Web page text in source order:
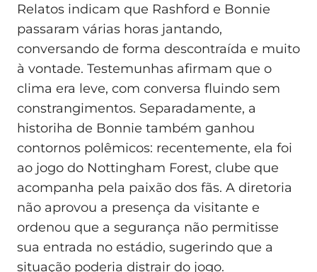
Relatos indicam que Rashford e Bonnie
passaram várias horas jantando,
conversando de forma descontraída e muito
à vontade. Testemunhas afirmam que o
clima era leve, com conversa fluindo sem
constrangimentos. Separadamente, a
historiha de Bonnie também ganhou
contornos polêmicos: recentemente, ela foi
ao jogo do Nottingham Forest, clube que
acompanha pela paixão dos fãs. A diretoria
não aprovou a presença da visitante e
ordenou que a segurança não permitisse
sua entrada no estádio, sugerindo que a
situação poderia distrair do jogo.